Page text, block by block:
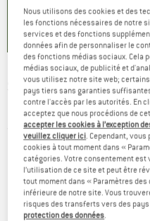
0,0(0)
SALOMON -Cosmic
60-18%) - Masque de
(0)
Nous utilisons des cookies et des
les fonctions nécessaires de notre
services et des fonctions
données afin de personnaliser le
des fonctions médias sociaux. Cela
médias sociaux, de publicité et
vous utilisez notre site web;
pays tiers sans garanties
contre l'accès par les autorités. En
acceptez que nous procédions de
accepter les cookies à l’exception
veuillez cliquer ici. Cependant,
cookies à tout moment dans «
catégories. Votre consentement est
l’utilisation de ce site et peut être
tout moment dans « Paramètres
inférieure de notre site. Vous
risques des transferts vers des
protection des données.